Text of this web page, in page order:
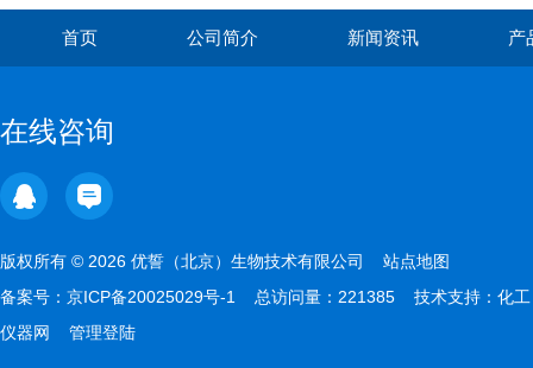
首页 公司简介 新闻资讯 产
在线咨询
版权所有 © 2026 优誓（北京）生物技术有限公司 站点地图
备案号： 京ICP备20025029号-1 总访问量：221385 技术支持： 化工
仪器网
管理登陆